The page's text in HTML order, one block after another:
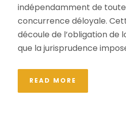
indépendamment de
concurrence déloyale.
découle de l’obligation de
que la jurisprudence
READ MORE